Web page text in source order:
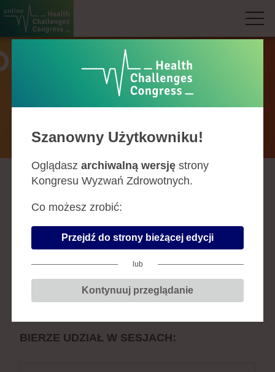
Prelegenci
B C D F G H J K L Ł
KRZYSZFOR
FUJAREWICZ
POLITECHNIKA ŚLĄSKA
Stanowisko:kierownik, Katedra
Inżynierii i Biologii Systemów
BIERZE UDZIAŁ W SESJACH:
Szanowny Użytkowniku!
Oglądasz archiwalną wersję strony
Kongresu Wyzwań Zdrowotnych.
Co możesz zrobić:
Przejdź do strony bieżącej edycji
lub
Kontynuuj przeglądanie